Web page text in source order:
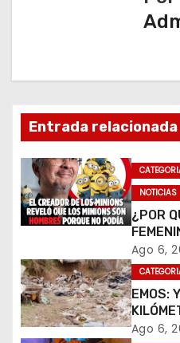
e
e
n
t
r
a
d
Entrada relacionada
NOTICIAS
¿POR
SU
Ago 6,
EMOS:
Ago 6,